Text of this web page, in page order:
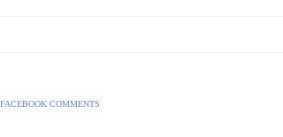
FACEBOOK COMMENTS